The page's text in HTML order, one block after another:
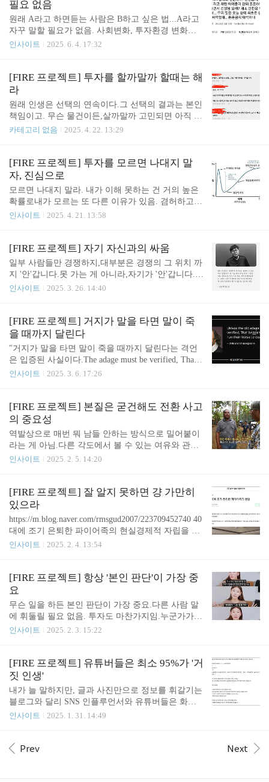
재 가치를 알게 됨 BMW를 타고 아우디를 타고... 이
렇게 독삼사에 데인 뒤 갈아타 봐야독일차랑의 허와
실을 알게 됨 투자를 입으로만 하지 말고 실제 실행
해 보고 수익과 손실을 겪어 봐야나에게 맞는 FIRE
전략을 알게 됨 타고 있는 소를 보려면 소에서 내려
유, 전체를 한눈에 파악하는 인사이트까지...입만 살
아 있는 블로거, 유튜버들이 너무나 많음. 투자에 성
공하..
필요 없음
원래 A라고 하면듣는 사람은 B하고 싶은 법...A라고
자꾸 말할 필요가 없음. 사회변화, 투자환경 변화는
그냥 잠자코 지켜보며 순리대로 두는게 제일 좋음. ht
이제 오직 스스로 벨류업하는 것만 흔들림없이 생각
하면 됨.잘하는 투자는 바로 이런 것. 이제 뭘 해야 내
가 감당할 수 있는 투자가 될까. Meritocrat @ it's elect
ric
인사이트 2025. 6. 4. 17:32
[FIRE 프로젝트] 투자를 할까말까 할때는 해
라
원래 인생은 선택의 연속이다.그 선택의 결과는 본인
책임이고. 무슨 물건이든,살까말까 고민되면 아직 사
면 안된다. 갈까말까 할때는 가고말할까말까 할때는
냉철한 판단에 따라 리스크를 조금이라도 떠안아야
뭔 결과라도 나오지.생각만 하면 아무 결과도 기대할
수 없는 게 투자다. 투자 할까말까 할때는 하는게 맞
다.(투기를 말하는게 절대 아님... 여러 가지 종합적
판단을 거친 투자임)그래야 FIRE 언저리라도 가 보
지. Meritocrat @ it's electric
카테고리 없음 2025. 4. 22. 13:29
[FIRE 프로젝트] 투자를 모르면 나대지 말
자, 진심으로
모르면 나대지 말라. 내가 이해 못하는 건 거의 높은
확률로내가 모르는 또 다른 이유가 있음. 겸허하고
유연해야 파이어 투자를 잘 할 수 있음. 이 블로그에
인사이트 2025. 4. 21. 13:58
[FIRE 프로젝트] 자기 자신과의 싸움
일부 사람들만 경쟁하지,대부분은 경쟁의 그 위치 까
지 '안'갑니다.못 가는 게 아니라,자기가 '안'갑니다.진
짭니다.자기가 안 가요.바꿔 얘기하잖아요,그래
님 투자도 마찬가지.생각이 있으면, 자기가 할 수 있
는 투자역량 범위에서 그냥 하면 됨...확신이 있으면
(투기가 아니라 투자) 저지르면 됨... 할 의지가 없고
걱정만 많으니까스스로 핑계를 대고 투자성공에 '안'
나서는 거임. 돈 벌 생각이 있으면그냥 생각대로 행
동하면 됨. 대부분 투자를 안하고 투기를 하니까,투
자신이 돈을 못번다고 걱정하는 것... 심각하게 사기
를 당하지 않는 이상스스로 자본주의 경제 ..
인사이트 2025. 3. 26. 14:40
[FIRE 프로젝트] 거지가 말을 타면 말이 죽
을 때까지 달린다
"거지가 말을 타면 말이 죽을 때까지 달린다는 격언
은 입증된 사실이다.The adage must be verified, That b
eggars mounted run their horse to death. 『헨리 6
지키는 게 더 어려움.FIRE 하려면 돈을 지키는 법에
도 함께 익숙해져야 함. Meritocrat @ it's electric
인사이트 2025. 3. 6. 17:26
[FIRE 프로젝트] 본질은 굳건해도 전환 사고
의 중요성
역발상으로 매번 뭐 남들 안하는 방식으로 밀어붙이
라는 게 아님.다른 각도에서 볼 수 있는 여유와 관점
의 유연성을 말하는 것임. 물론, 그 중에서 가장 중요
훨씬 더 편하고 빨리 빠진다.많이 먹어서 섭취 칼로
리가 높고, 잉여 에너지가 살이 되는 것임.덜 먹으면
덜 찐다.원인을 자꾸 외면하면 결과가 크게 달라지지
않고, 고통이 심화됨. 2. 겉만 보고 내 상식으로만
모든 세상만사를 예단하면장례식이 축제가 될 수 밖
에 없음. 투자를 잘 하고 싶나?돈을 벌고 싶나?삶이
아지는지?내 환경에서 돈을 버는 진정한 목적과 이를
지지해 줄 현실적 수단은 뭐가..
인사이트 2025. 2. 5. 14:20
[FIRE 프로젝트] 잘 알지 못하면 걍 가만히
있으라
https://m.blog.naver.com/rmsgud2007/223709452740 40
대에 조기 은퇴한 파이어족의 현실경제적 자립을 통
해 자발적 조기 은퇴를 꿈꾸는 파이어족은 많은 이들
안해 본 것을 남들이 그렇다고 하니 단정해 버림. FI
RE하고 나면,돈버는 일 말고도 사회생활 할 수 있는
게 얼마나 많은데,잘 노는 것도 잘 버는 것 만큼 재능
이 있고 전략적이어야 하는 것임. FIRE 한다고 누가
갑자기 대책없이 쉬겠나 말이다.돈버는 일 말고도 내
열정이 불타 오를 일을 늘 찾는 게 당연한 거지. 글쓴
서 큰 돈 못 벌고, FIRE ..
인사이트 2025. 2. 4. 13:54
[FIRE 프로젝트] 항상 '본인 판단'이 가장 중
요
무슨 일을 하든 본인 판단이 가장 중요.다른 사람 말
에 휘둘릴 필요 없음. 투자도 마찬가지임.누군가가
나에게 뭔가를 말할 때 '조언'이잖아. 의미) 말로 거들
철한 판단력이 필요함. 다만 스스로 객관화가 중요하
겠지.근거없이 아집을 부리면 안됨.그런데 아집 부리
는 사람은 애초에 귀도 팔랑귀라...어차피 같은 결과
임. Meritocrat @ it's electric
인사이트 2025. 2. 3. 15:22
[FIRE 프로젝트] 유튜버들은 최소 95%가 '거
짓 인생'
내가 늘 말하지만, 글과 사진만으로 정보를 휘갈기는
블로그와 달리 SNS 인플루언서와 유튜버들은 화면
속 거의 대부분의 모습들이 짜여진 것이고 의도된 것
95%가 이중인격, 거짓인생이라고 보면 됨. 왜냐하면
인사이트 2025. 1. 31. 14:49
Prev Next